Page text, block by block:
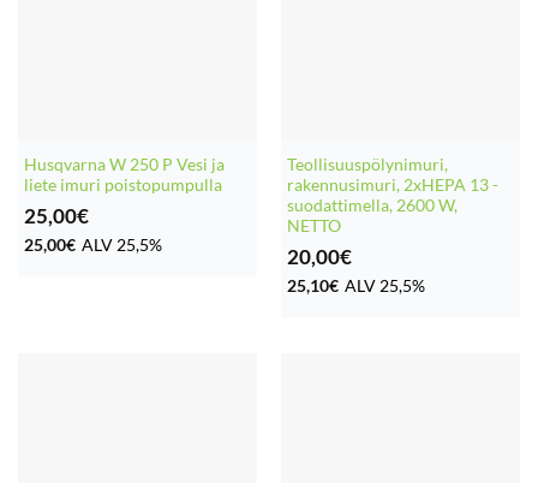
Husqvarna W 250 P Vesi ja
liete imuri poistopumpulla
25,00€
25,00€ ALV 25,5%
Teollisuuspölynimuri,
rakennusimuri, 2xHEPA 13 -
suodattimella, 2600 W,
NETTO
20,00€
25,10€ ALV 25,5%